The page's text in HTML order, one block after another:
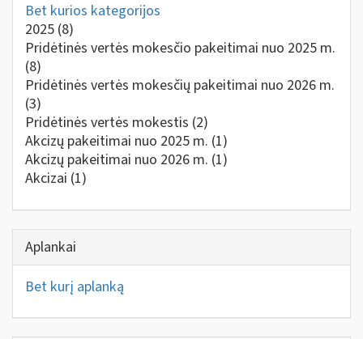
Bet kurios kategorijos
2025 (8)
Pridėtinės vertės mokesčio pakeitimai nuo 2025 m.
(8)
Pridėtinės vertės mokesčių pakeitimai nuo 2026 m.
(3)
Pridėtinės vertės mokestis (2)
Akcizų pakeitimai nuo 2025 m. (1)
Akcizų pakeitimai nuo 2026 m. (1)
Akcizai (1)
Aplankai
Bet kurį aplanką